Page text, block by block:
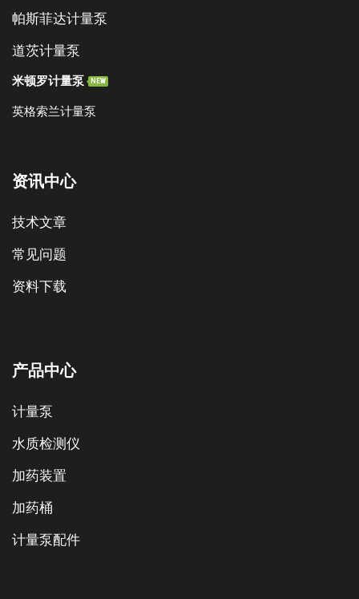
帕斯菲达计量泵
道茨计量泵
米顿罗计量泵 NEW
英格索兰计量泵
资讯中心
技术文章
常见问题
资料下载
产品中心
计量泵
水质检测仪
加药装置
加药桶
计量泵配件